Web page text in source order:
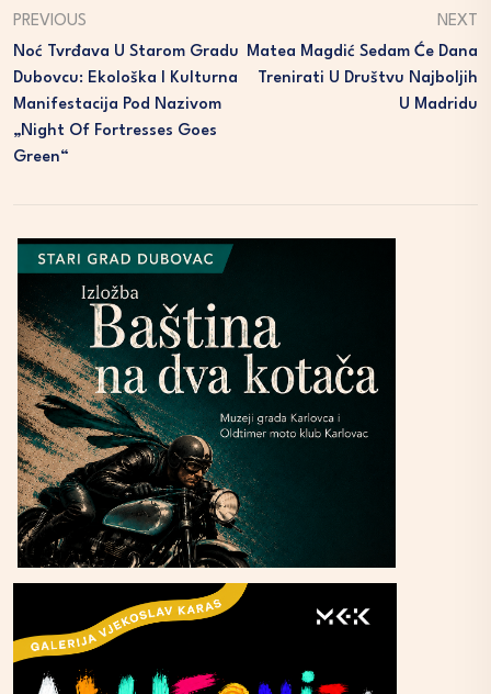
PREVIOUS
Noć Tvrđava U Starom Gradu
Dubovcu: Ekološka I Kulturna
Manifestacija Pod Nazivom
„Night Of Fortresses Goes
Green“
NEXT
Matea Magdić Sedam Će Dana
Trenirati U Društvu Najboljih
U Madridu